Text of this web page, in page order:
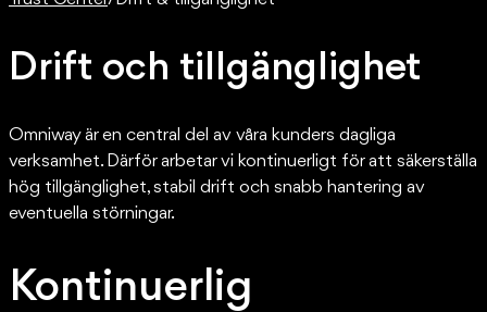
Drift och tillgänglighet
Omniway är en central del av våra kunders dagliga
verksamhet. Därför arbetar vi kontinuerligt för att säkerställa
hög tillgänglighet, stabil drift och snabb hantering av
eventuella störningar.
Kontinuerlig